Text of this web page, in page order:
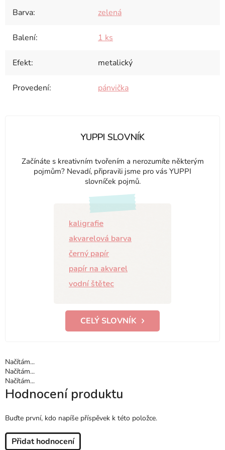
Barva: zelená
Balení: 1 ks
Efekt: metalický
Provedení: pánvička
YUPPI SLOVNÍK
Začínáte s kreativním tvořením a nerozumíte některým
pojmům? Nevadí, připravili jsme pro vás YUPPI
slovníček pojmů.
kaligrafie
akvarelová barva
černý papír
papír na akvarel
vodní štětec
CELÝ SLOVNÍK
Načítám...
Načítám...
Načítám...
Hodnocení produktu
Buďte první, kdo napíše příspěvek k této položce.
Přidat hodnocení